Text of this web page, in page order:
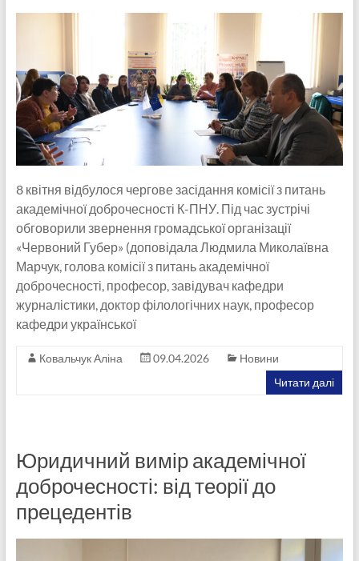
8 квітня відбулося чергове засідання комісії з питань
академічної доброчесності К-ПНУ. Під час зустрічі
обговорили звернення громадської організації
«Червоний Губер» (доповідала Людмила Миколаївна
Марчук, голова комісії з питань академічної
доброчесності, професор, завідувач кафедри
журналістики, доктор філологічних наук, професор
кафедри української
Ковальчук Аліна 09.04.2026
Новини
Читати далі
Юридичний вимір академічної
доброчесності: від теорії до
прецедентів